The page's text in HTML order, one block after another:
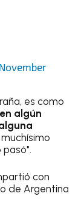
November
es como
algún
muchísimo
con
de Argentina